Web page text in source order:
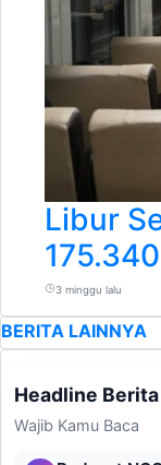
Libur
3 minggu lalu
BERITA LAINNYA
Headline Berita
Wajib Kamu Baca